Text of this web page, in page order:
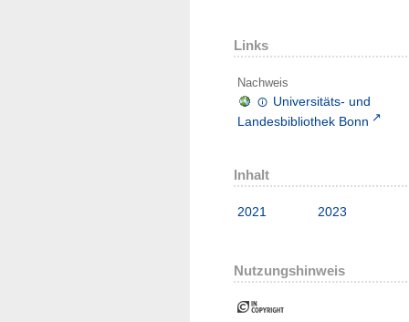
Links
Nachweis
Universitäts- und
Landesbibliothek Bonn
Inhalt
2021 2023
Nutzungshinweis